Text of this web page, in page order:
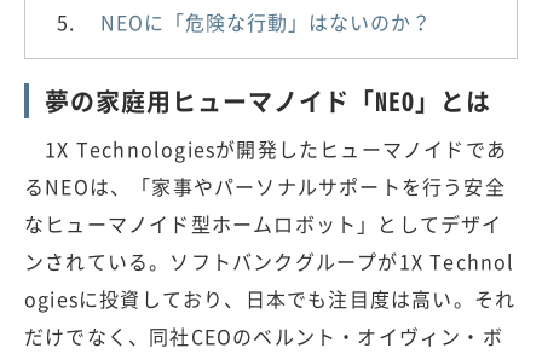
NEOに「危険な行動」はないのか？
夢の家庭用ヒューマノイド「NEO」とは
1X Technologiesが開発したヒューマノイドであ
るNEOは、「家事やパーソナルサポートを行う安全
なヒューマノイド型ホームロボット」としてデザイ
ンされている。ソフトバンクグループが1X Technol
ogiesに投資しており、日本でも注目度は高い。それ
だけでなく、同社CEOのベルント・オイヴィン・ボ